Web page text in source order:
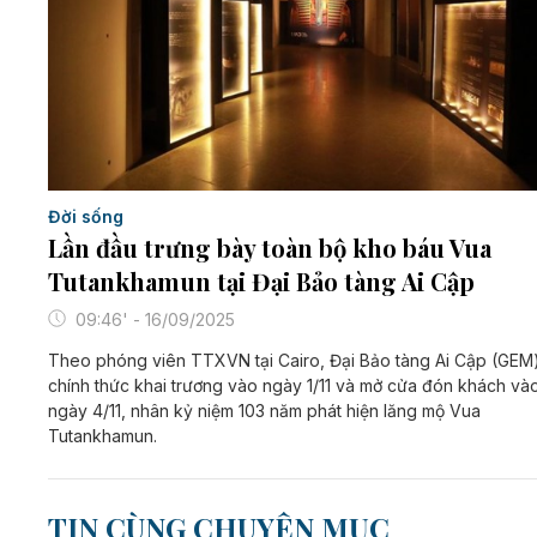
Đời sống
Lần đầu trưng bày toàn bộ kho báu Vua
Tutankhamun tại Đại Bảo tàng Ai Cập
09:46' - 16/09/2025
Theo phóng viên TTXVN tại Cairo, Đại Bảo tàng Ai Cập
chính thức khai trương vào ngày 1/11 và mở cửa đón khách
ngày 4/11, nhân kỷ niệm 103 năm phát hiện lăng mộ Vua
Tutankhamun.
TIN CÙNG CHUYÊN MỤC